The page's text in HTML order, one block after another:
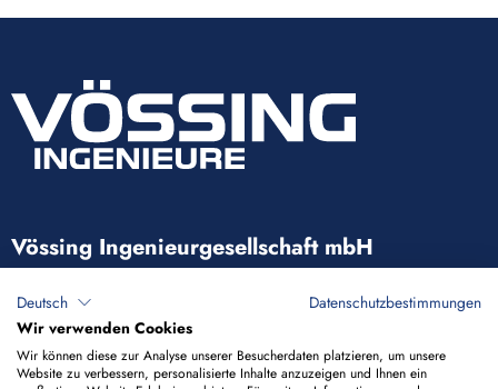
Vössing Ingenieurgesellschaft mbH
Brunnenstraße 29-31
40223 Düsseldorf
Deutsch
Datenschutzbestimmungen
Wir verwenden Cookies
Wir können diese zur Analyse unserer Besucherdaten platzieren, um unsere
Website zu verbessern, personalisierte Inhalte anzuzeigen und Ihnen ein